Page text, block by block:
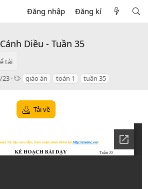
Đăng nhập Đăng kí
Diều - Tuần 35
tải
23
T giáo án toán 1 tuần 35
Tải về